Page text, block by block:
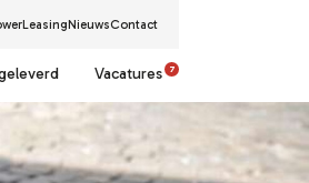
LeasingNieuwsContact
Vacatures 7